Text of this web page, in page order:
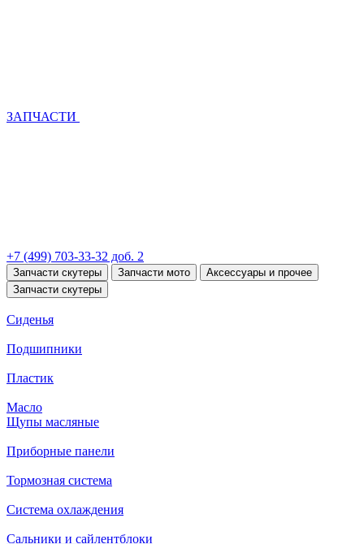
ЗАПЧАСТИ
+7 (499) 703-33-32 доб. 2
Запчасти скутеры Запчасти мото
Аксессуары и прочее
Запчасти скутеры
Сиденья
Подшипники
Пластик
Масло
Щупы масляные
Приборные панели
Тормозная система
Система охлаждения
Сальники и сайлентблоки